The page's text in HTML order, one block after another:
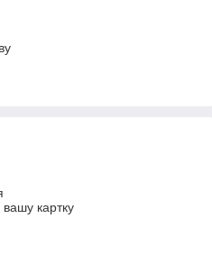
картку